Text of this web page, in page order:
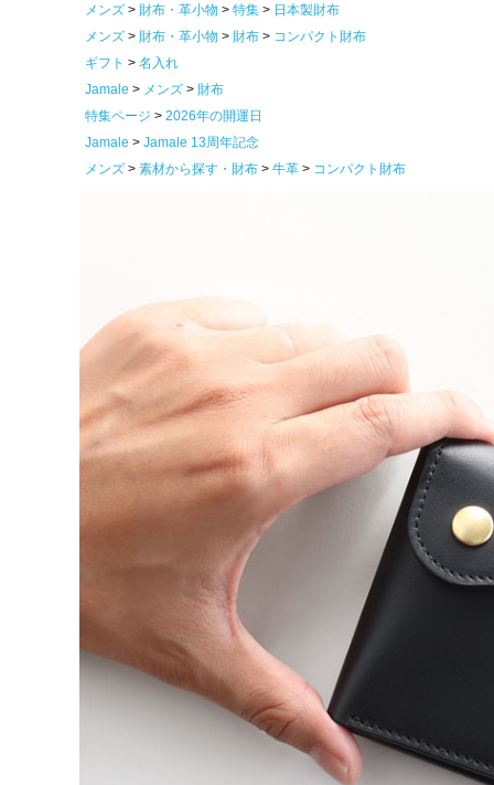
メンズ
財布・革小物 特集
日本製財布
メンズ
財布・革小物 財布
コンパクト財布
ギフト
名入れ
Jamale
メンズ
財布
特集ページ
2026年の開運日
Jamale
Jamale 13周年記念
メンズ
素材から探す・財布 牛革 コンパクト財布